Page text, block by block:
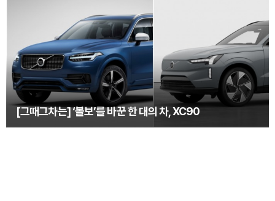
[그때그차는] ‘볼보’를 바꾼 한 대의 차, XC90